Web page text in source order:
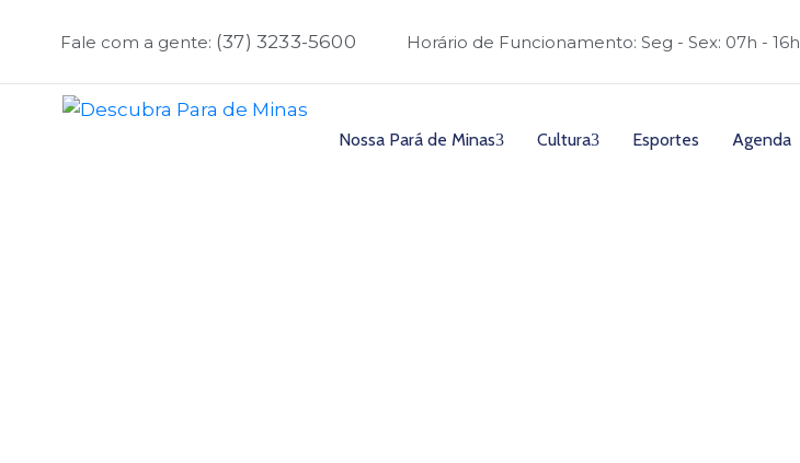
Fale com a gente: (37) 3233-5600 Horário de Funcionamento: Seg - Sex: 07h - 16h
Nossa Pará de Minas Cultura Esportes Agenda